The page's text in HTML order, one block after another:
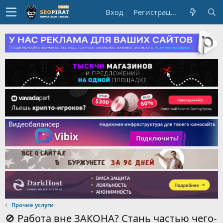
Вход Регистрация
Прочие услуги
🚫 Работа вне ЗАКОНА? Стань частью чего-